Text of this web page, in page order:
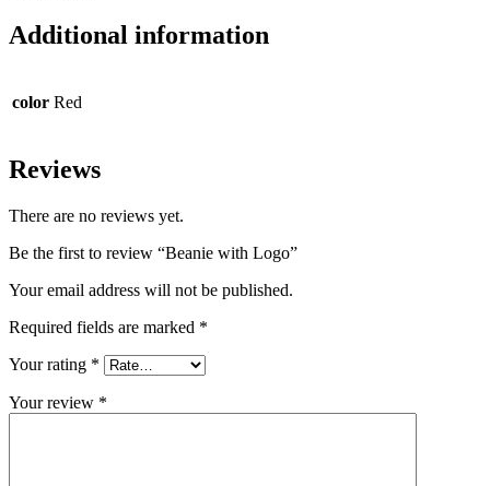
Additional information
color Red
Reviews
There are no reviews yet.
Be the first to review “Beanie with Logo”
Your email address will not be published.
Required fields are marked *
Your rating *
Your review *